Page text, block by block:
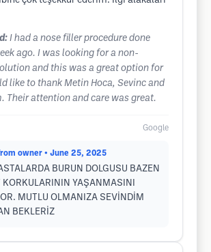
I had a nose filler procedure done
ago. I was looking for a non-
and this was a great option for
like to thank Metin Hoca, Sevinc and
Their attention and care was great.
Google
owner • June 25, 2025
BURUN DOLGUSU BAZEN
KORKULARININ YAŞANMASINI
MUTLU OLMANIZA SEVİNDİM
BEKLERİZ